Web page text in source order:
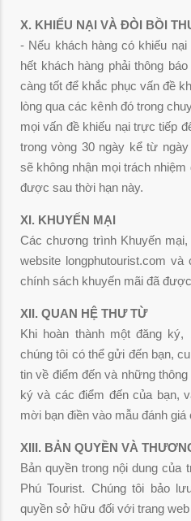
X. KHIẾU NẠI VÀ ĐÒI BỒI
- Nếu khách hàng có khiếu
hết khách hàng phải thông
càng tốt để khắc phục vấn đề
lòng qua các kênh đó trong
mọi vấn đề khiếu nại trực tiếp
trong vòng 30 ngày kể từ
sẽ không nhận mọi trách
được sau thời hạn này.
XI. KHUYẾN MẠI
Các chương trình Khuyến
website longphutourist.com
chính sách khuyến mãi đã
XII. QUAN HỆ THƯ TỪ
Khi hoàn thành một đăng
chúng tôi có thể gửi đến bạn,
tin về điểm đến và những
ký và các điểm đến của bạn,
mời bạn điền vào mẫu đánh giá
XIII. BẢN QUYỀN VÀ
Bản quyền trong nội dung của
Phú Tourist. Chúng tôi bảo
quyền sở hữu đối với trang